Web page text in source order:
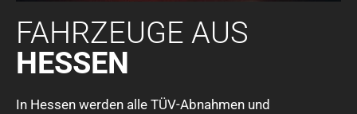
FAHRZEUGE AUS
HESSEN
In Hessen werden alle TÜV-Abnahmen und